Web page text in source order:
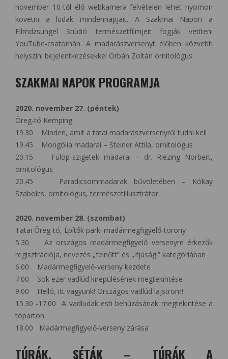
november 10-től élő webkamera felvételen lehet nyomon
követni a ludak mindennapjait. A Szakmai Napon a
Filmdzsungel Stúdió természetfilmjeit fogják vetíteni
YouTube-csatornán. A madarászversenyt élőben közvetíti
helyszíni bejelentkezésekkel Orbán Zoltán ornitológus.
SZAKMAI NAPOK PROGRAMJA
2020. november 27. (péntek)
Öreg-tó Kemping
19.30 Minden, amit a tatai madarászversenyről tudni kell
19.45 Mongólia madarai – Steiner Attila, ornitológus
20.15 Fülöp-szigetek madarai – dr. Riezing Norbert,
ornitológus
20.45 Paradicsommadarak bűvöletében – Kókay
Szabolcs, ornitológus, természetillusztrátor
2020. november 28. (szombat)
Tatai Öreg-tó, Építők parki madármegfigyelő-torony
5.30 Az országos madármegfigyelő versenyre érkezők
regisztrációja, nevezés „felnőtt” és „ifjúsági” kategóriában
6.00 Madármegfigyelő-verseny kezdete
7.00 Sok ezer vadlúd kirepülésének megtekintése
9.00 Helló, itt vagyunk! Országos vadlúd lajstrom!
15.30 -17.00 A vadludak esti behúzásának megtekintése a
tóparton
18.00 Madármegfigyelő-verseny zárása
TÚRÁK, SÉTÁK – TÚRÁK A